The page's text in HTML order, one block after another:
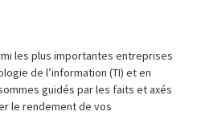
les plus importantes entreprises
de l’information (TI) et en
guidés par les faits et axés
le rendement de vos